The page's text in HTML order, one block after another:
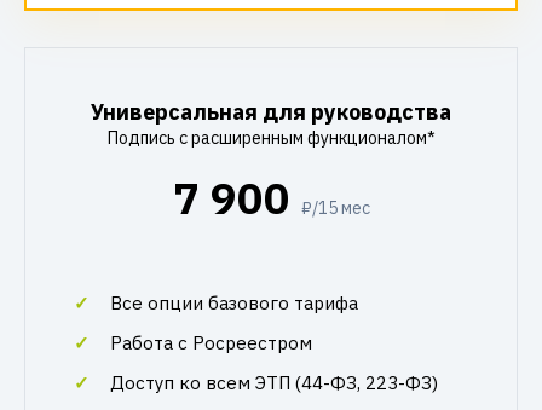
Универсальная для руководства
Подпись с расширенным функционалом*
7 900 ₽/15 мес
Все опции базового тарифа
Работа с Росреестром
Доступ ко всем ЭТП (44-ФЗ, 223-ФЗ)